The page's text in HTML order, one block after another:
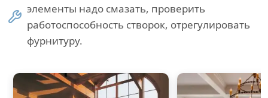
элементы надо смазать, проверить
работоспособность створок, отрегулировать
фурнитуру.